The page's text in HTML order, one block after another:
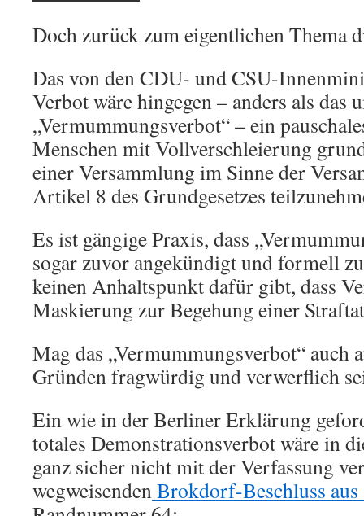
Doch zurück zum eigentlichen Thema
Das von den CDU- und CSU-
Verbot wäre hingegen – anders als das
„Vermummungsverbot“ – ein
Menschen mit Vollverschleierung
einer Versammlung im Sinne der
Artikel 8 des Grundgesetzes
Es ist gängige Praxis, dass
sogar zuvor angekündigt und formell
keinen Anhaltspunkt dafür gibt, dass
Maskierung zur Begehung einer
Mag das „Vermummungsverbot“ auch
Gründen fragwürdig und verwerflich
Ein wie in der Berliner Erklärung
totales Demonstrationsverbot wäre in
ganz sicher nicht mit der Verfassung
wegweisendenBrokdorf-Beschluss aus